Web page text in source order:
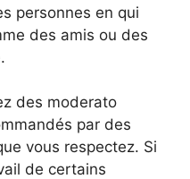
personnes en qui
des amis ou des
des moderato
par des
vous respectez. Si
de certains